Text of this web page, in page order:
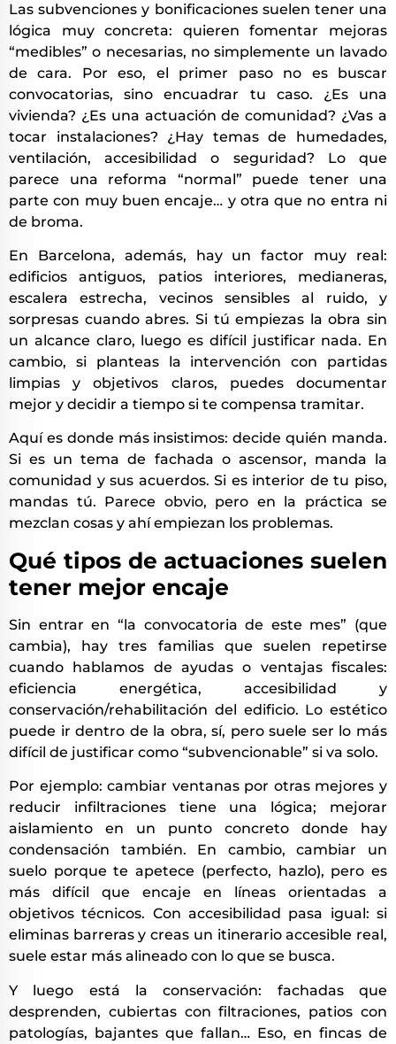
Las subvenciones y bonificaciones suelen tener una
lógica muy concreta: quieren fomentar mejoras
“medibles” o necesarias, no simplemente un lavado
de cara. Por eso, el primer paso no es buscar
convocatorias, sino encuadrar tu caso. ¿Es una
vivienda? ¿Es una actuación de comunidad? ¿Vas a
tocar instalaciones? ¿Hay temas de humedades,
ventilación, accesibilidad o seguridad? Lo que
parece una reforma “normal” puede tener una
parte con muy buen encaje… y otra que no entra ni
de broma.
En Barcelona, además, hay un factor muy real:
edificios antiguos, patios interiores, medianeras,
escalera estrecha, vecinos sensibles al ruido, y
sorpresas cuando abres. Si tú empiezas la obra sin
un alcance claro, luego es difícil justificar nada. En
cambio, si planteas la intervención con partidas
limpias y objetivos claros, puedes documentar
mejor y decidir a tiempo si te compensa tramitar.
Aquí es donde más insistimos: decide quién manda.
Si es un tema de fachada o ascensor, manda la
comunidad y sus acuerdos. Si es interior de tu piso,
mandas tú. Parece obvio, pero en la práctica se
mezclan cosas y ahí empiezan los problemas.
Qué tipos de actuaciones suelen
tener mejor encaje
Sin entrar en “la convocatoria de este mes” (que
cambia), hay tres familias que suelen repetirse
cuando hablamos de ayudas o ventajas fiscales:
eficiencia energética, accesibilidad y
conservación/rehabilitación del edificio. Lo estético
puede ir dentro de la obra, sí, pero suele ser lo más
difícil de justificar como “subvencionable” si va solo.
Por ejemplo: cambiar ventanas por otras mejores y
reducir infiltraciones tiene una lógica; mejorar
aislamiento en un punto concreto donde hay
condensación también. En cambio, cambiar un
suelo porque te apetece (perfecto, hazlo), pero es
más difícil que encaje en líneas orientadas a
objetivos técnicos. Con accesibilidad pasa igual: si
eliminas barreras y creas un itinerario accesible real,
suele estar más alineado con lo que se busca.
Y luego está la conservación: fachadas que
desprenden, cubiertas con filtraciones, patios con
patologías, bajantes que fallan… Eso, en fincas de